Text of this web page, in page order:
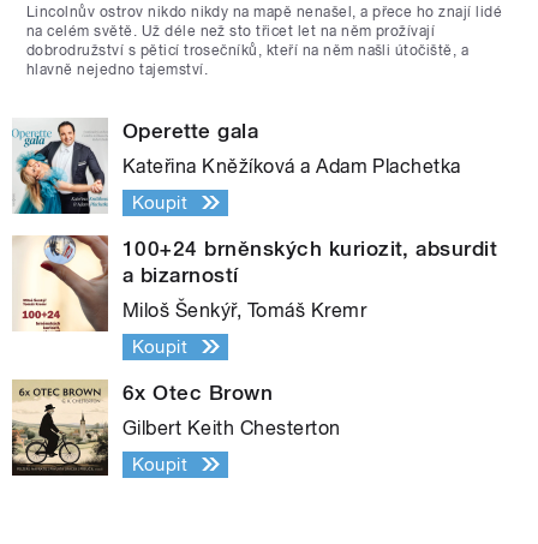
Lincolnův ostrov nikdo nikdy na mapě nenašel, a přece ho znají lidé
na celém světě. Už déle než sto třicet let na něm prožívají
dobrodružství s pěticí trosečníků, kteří na něm našli útočiště, a
hlavně nejedno tajemství.
Operette gala
Kateřina Kněžíková a Adam Plachetka
Koupit
100+24 brněnských kuriozit, absurdit
a bizarností
Miloš Šenkýř, Tomáš Kremr
Koupit
6x Otec Brown
Gilbert Keith Chesterton
Koupit